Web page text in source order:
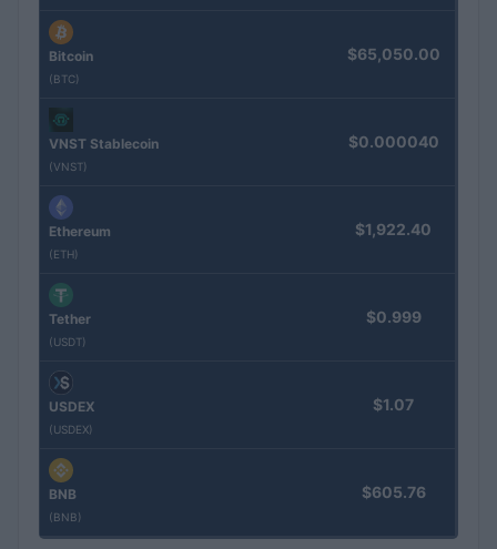
Bitcoin
(BTC)
$65,050.00
VNST Stablecoin
(VNST)
$0.000040
Ethereum
(ETH)
$1,922.40
Tether
(USDT)
$0.999
USDEX
(USDEX)
$1.07
BNB
(BNB)
$605.76